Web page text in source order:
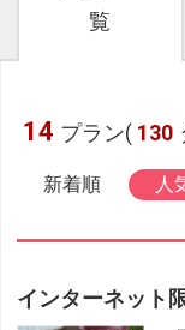
覧
14 プラン( 130
新着順 人
インターネット